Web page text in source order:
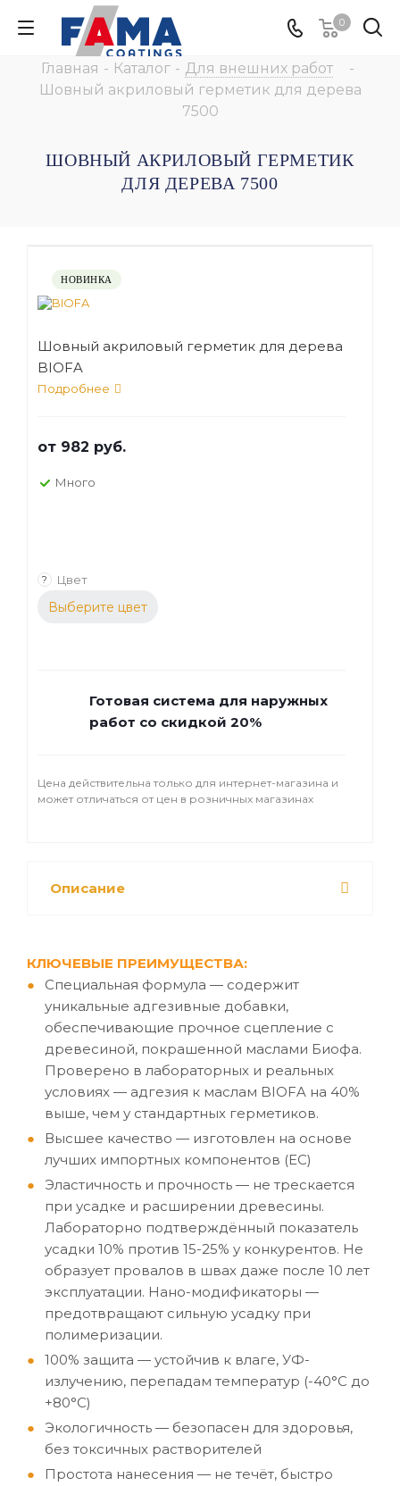
0
Главная - Каталог - Для внешних работ
-
Шовный акриловый герметик для дерева
7500
ШОВНЫЙ АКРИЛОВЫЙ ГЕРМЕТИК
ДЛЯ ДЕРЕВА 7500
НОВИНКА
Шовный акриловый герметик для дерева
BIOFA
Подробнее
от 982 руб.
Много
? Цвет
Выберите цвет
Готовая система для наружных
работ со скидкой 20%
Цена действительна только для интернет-магазина и
может отличаться от цен в розничных магазинах
Описание
КЛЮЧЕВЫЕ ПРЕИМУЩЕСТВА:
Специальная формула — содержит
уникальные адгезивные добавки,
обеспечивающие прочное сцепление с
древесиной, покрашенной маслами Биофа.
Проверено в лабораторных и реальных
условиях — адгезия к маслам BIOFA на 40%
выше, чем у стандартных герметиков.
Высшее качество — изготовлен на основе
лучших импортных компонентов (ЕС)
Эластичность и прочность — не трескается
при усадке и расширении древесины.
Лабораторно подтверждённый показатель
усадки 10% против 15-25% у конкурентов. Не
образует провалов в швах даже после 10 лет
эксплуатации. Нано-модификаторы —
предотвращают сильную усадку при
полимеризации.
100% защита — устойчив к влаге, УФ-
излучению, перепадам температур (-40°C до
+80°C)
Экологичность — безопасен для здоровья,
без токсичных растворителей
Простота нанесения — не течёт, быстро